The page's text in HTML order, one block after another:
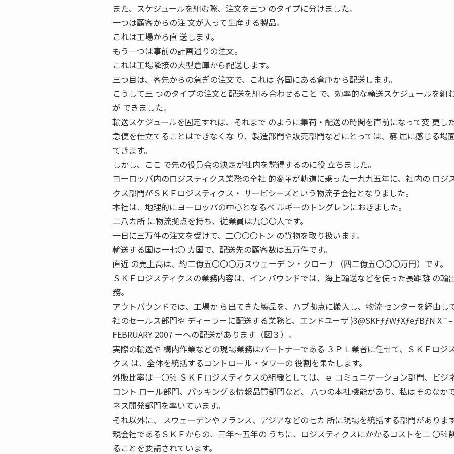
また、スケジュールを組む際、注文を三つ のタイプに分けました。
一つは顧客からの注 文が入って生産する製品。
これは工場から直 送します。
もう一つは事前の計画通りの注文。
これは工場隣接の大型倉庫から配送します。
三つ目は、客先からの急ぎの注文で、これは 各国にある倉庫から配送します。
こうして三 つのタイプの注文と配送を組み合わせること で、効率的な輸送スケジュールを組
が できました。
輸送スケジュールを固定すれば、それまで のように集荷・配送の時間を直前になって変 更した
急便を仕立てることはできなくな り、製造部門や販売部門などにとっては、窮 屈に感じる場
てきます。
しかし、ここ で先の役員会の決定が社内を説得するのに役 立ちました。
ヨーロッパ内のロジスティクス業務の全社 的変革が軌道に乗った一九九五年に、社内の ロジ
クス部門がＳＫＦロジスティクス・ サービシーズという物流子会社となりました。
本社は、地理的にヨーロッパの中心となるベ ルギーのトングレンにおきました。
二八カ所 に物流拠点を持ち、従業員は九〇〇人です。
一日に三万件の注文を受けて、二〇〇〇トン の貨物を取り扱います。
輸送する国は一七〇 カ国で、配送先の顧客数は五万件です。
直近 の売上高は、約二億五〇〇〇万スウェーデ ン・クローナ（四二億五〇〇〇万円）です。
ＳＫＦロジスティクスの業務内容は、イン バウンドでは、海上輸送などを使った長距離 の輸
務。
アウトバウンドでは、工場か ら出てきた製品を、ハブ拠点に搬入し、物流 センターを経由し
社のセールス部門や ディーラーに配送する業務と、エンドユーザ }3@SKFƒƒWƒXƒeƒBƒN X ˘ –
FEBRUARY 2007 ーへの配送があります（図３）。
実際の輸送や 構内作業などの現場業務はパートナーである ３ＰＬ業者に任せて、ＳＫＦロジ
クス は、全体を統括するコントロール・タワーの 役割を果たします。
外販比率は一〇％ ＳＫＦロジスティクスの組織としては、ｅ コミュニケーション部門、ビジ
コント ロール部門、パッキング＆情報品質部門など、 八つの本社機能があり、私はそのなか
ネス開発部門を率いています。
それ以外に、 スウェーデンやフランス、アジアなどの七カ 所に現場を統括する部門があります
親会社であるＳＫＦからの、三年〜五年の うちに、ロジスティクスにかかるコストを二 〇％
ることを要請されています。